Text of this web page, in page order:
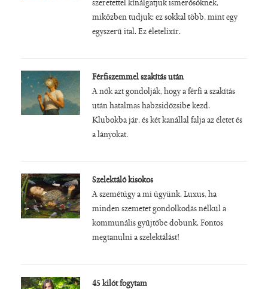
szeretettel kínálgatjuk ismerősöknek,
miközben tudjuk: ez sokkal több, mint egy
egyszerű ital. Ez életelixír.
Férfiszemmel szakítás után
A nők azt gondolják, hogy a férfi a szakítás
után hatalmas habzsidőzsibe kezd.
Klubokba jár, és két kanállal falja az életet és
a lányokat.
Szelektáló kisokos
A szemétügy a mi ügyünk. Luxus, ha
minden szemetet gondolkodás nélkül a
kommunális gyűjtőbe dobunk. Fontos
megtanulni a szelektálást!
45 kilót fogytam